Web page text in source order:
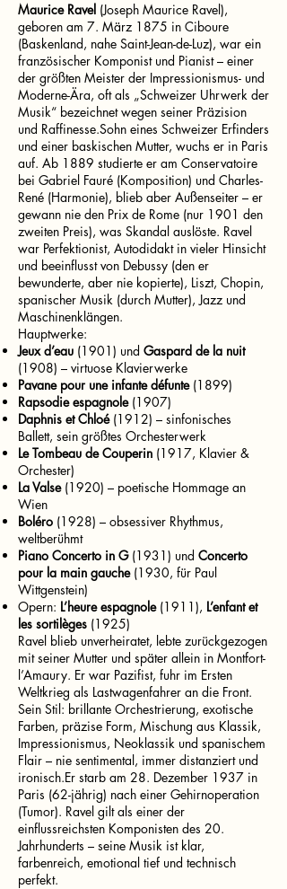
Maurice Ravel (Joseph Maurice Ravel),
geboren am 7. März 1875 in Ciboure
(Baskenland, nahe Saint-Jean-de-Luz), war ein
französischer Komponist und Pianist – einer
der größten Meister der Impressionismus- und
Moderne-Ära, oft als „Schweizer Uhrwerk der
Musik“ bezeichnet wegen seiner Präzision
und Raffinesse.Sohn eines Schweizer Erfinders
und einer baskischen Mutter, wuchs er in Paris
auf. Ab 1889 studierte er am Conservatoire
bei Gabriel Fauré (Komposition) und Charles-
René (Harmonie), blieb aber Außenseiter – er
gewann nie den Prix de Rome (nur 1901 den
zweiten Preis), was Skandal auslöste. Ravel
war Perfektionist, Autodidakt in vieler Hinsicht
und beeinflusst von Debussy (den er
bewunderte, aber nie kopierte), Liszt, Chopin,
spanischer Musik (durch Mutter), Jazz und
Maschinenklängen.
Hauptwerke:
Jeux d’eau (1901) und Gaspard de la nuit
(1908) – virtuose Klavierwerke
Pavane pour une infante défunte(1899)
Rapsodie espagnole(1907)
Daphnis et Chloé(1912) – sinfonisches
Ballett, sein größtes Orchesterwerk
Le Tombeau de Couperin (1917, Klavier &
Orchester)
La Valse(1920) – poetische Hommage an
Wien
Boléro (1928) – obsessiver Rhythmus,
weltberühmt
Piano Concerto in G(1931) und Concerto
pour la main gauche(1930, für Paul
Wittgenstein)
Opern: L’heure espagnole(1911), L’enfant et
les sortilèges (1925)
Ravel blieb unverheiratet, lebte zurückgezogen
mit seiner Mutter und später allein in Montfort-
l’Amaury. Er war Pazifist, fuhr im Ersten
Weltkrieg als Lastwagenfahrer an die Front.
Sein Stil: brillante Orchestrierung, exotische
Farben, präzise Form, Mischung aus Klassik,
Impressionismus, Neoklassik und spanischem
Flair – nie sentimental, immer distanziert und
ironisch.Er starb am 28. Dezember 1937 in
Paris (62-jährig) nach einer Gehirnoperation
(Tumor). Ravel gilt als einer der
einflussreichsten Komponisten des 20.
Jahrhunderts – seine Musik ist klar,
farbenreich, emotional tief und technisch
perfekt.